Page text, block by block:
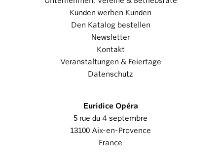
Kunden werben Kunden
Den Katalog bestellen
Newsletter
Kontakt
Veranstaltungen & Feiertage
Datenschutz
Euridice Opéra
5 rue du 4 septembre
13100 Aix-en-Provence
France